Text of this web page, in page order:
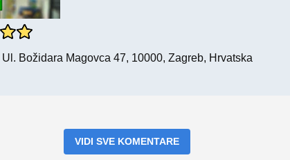
Ul. Božidara Magovca 47, 10000, Zagreb, Hrvatska
VIDI SVE KOMENTARE